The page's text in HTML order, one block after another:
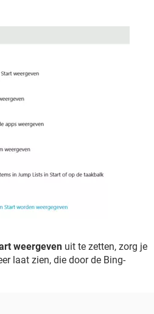
weergeven uit te zetten, zorg je
laat zien, die door de Bing-